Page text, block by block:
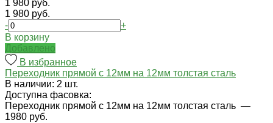
1 980 руб.
1 980 руб.
-
+
В корзину
Добавлено
В избранное
Переходник прямой с 12мм на 12мм толстая сталь
В наличии: 2 шт.
Доступна фасовка:
Переходник прямой с 12мм на 12мм толстая сталь —
1980 руб.